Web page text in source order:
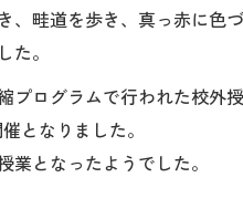
畦道を歩き、真っ赤に色
。
ログラムで行われた校外
となりました。
となったようでした。